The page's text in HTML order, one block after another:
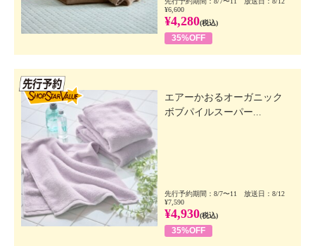
¥6,600
¥4,280(税込)
35%OFF
エアーかおるオーガニック
ボブパイルスーパー...
先行予約期間：8/7〜11 放送日：8/12
¥7,590
¥4,930(税込)
35%OFF